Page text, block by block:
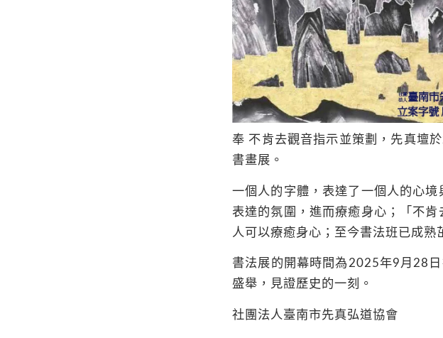
奉 不肯去觀音指示並策劃，先真壇於
書畫展。
一個人的字體，表達了一個人的心
表達的氛圍，進而療癒身心；「不
人可以療癒身心；至今書法班已成熟
書法展的開幕時間為 2025年9 月 28
盛舉，見證歷史的一刻。
社團法人臺南市先真弘道協會